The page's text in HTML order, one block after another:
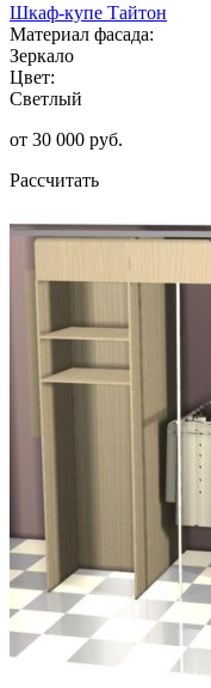
Шкаф-купе Тайтон
Материал фасада:
Зеркало
Цвет:
Светлый
от 30 000 руб.
Рассчитать